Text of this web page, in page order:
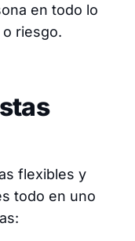
en todo lo
riesgo.
flexibles y
todo en uno